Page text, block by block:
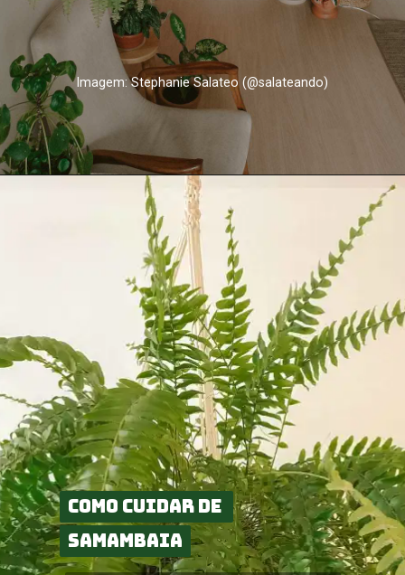
Imagem: Stephanie Salateo (@salateando)
Como cuidar de
samambaia
Como cuidar de
samambaia